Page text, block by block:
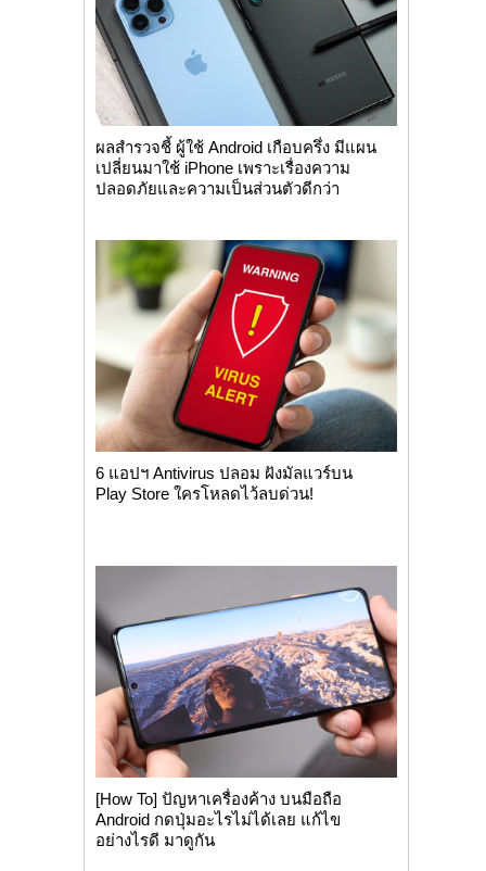
ผลสำรวจชี้ ผู้ใช้ Android เกือบครึ่ง มีแผน
เปลี่ยนมาใช้ iPhone เพราะเรื่องความ
ปลอดภัยและความเป็นส่วนตัวดีกว่า
6 แอปฯ Antivirus ปลอม ฝังมัลแวร์บน
Play Store ใครโหลดไว้ลบด่วน!
[How To] ปัญหาเครื่องค้าง บนมือถือ
Android กดปุ่มอะไรไม่ได้เลย แก้ไข
อย่างไรดี มาดูกัน